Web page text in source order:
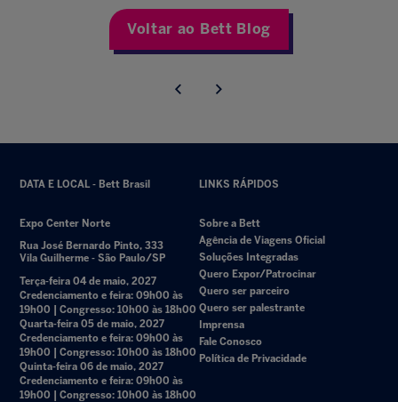
Voltar ao Bett Blog
DATA E LOCAL - Bett Brasil
Expo Center Norte
Rua José Bernardo Pinto, 333
Vila Guilherme - São Paulo/SP
Terça-feira 04 de maio, 2027
Credenciamento e feira: 09h00 às
19h00 | Congresso: 10h00 às 18h00
Quarta-feira 05 de maio, 2027
Credenciamento e feira: 09h00 às
19h00 | Congresso: 10h00 às 18h00
Quinta-feira 06 de maio, 2027
Credenciamento e feira: 09h00 às
19h00 | Congresso: 10h00 às 18h00
LINKS RÁPIDOS
Sobre a Bett
Agência de Viagens Oficial
Soluções Integradas
Quero Expor/Patrocinar
Quero ser parceiro
Quero ser palestrante
Imprensa
Fale Conosco
Política de Privacidade